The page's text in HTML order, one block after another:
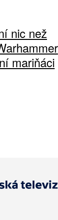
nic než
mariňáci